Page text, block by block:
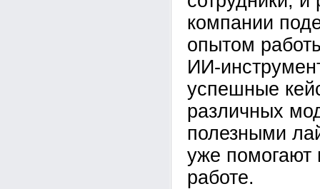
компании
опытом
ИИ-
успешные
различных
полезными
уже помогают
работе.